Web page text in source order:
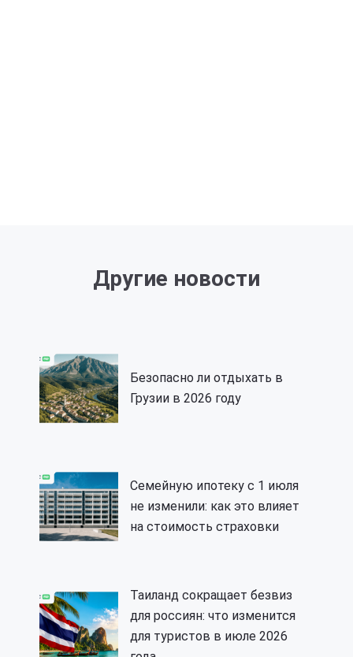
Другие новости
Безопасно ли отдыхать в
Грузии в 2026 году
Семейную ипотеку с 1 июля
не изменили: как это влияет
на стоимость страховки
Таиланд сокращает безвиз
для россиян: что изменится
для туристов в июле 2026